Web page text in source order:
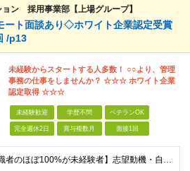
ン 採用事業部【上場グループ】
ト面談あり◇ホワイト企業認定受賞
/p13
未経験からスタートする人多数！ ○○より、管理
事務の仕事をしませんか？ ☆☆☆ ホワイト企業
認定取得 ☆☆☆
未経験歓迎 学歴不問 ベテランOK
完全週休2日 賞与複数月 面接1回
【転職者のほぼ100%が未経験者】志望動機・自己PR不要 ◎学歴、職歴、転職回数、正社員経験の有無などは一切問いません！ ◎ご年齢が38歳までの方※若年層の長期キャリア形成のため 普通自動車免許（